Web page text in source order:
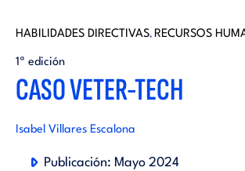
r
i
a
a
HABILIDADES DIRECTIVAS, RECURSOS
1ª edición
CASO VETER-TECH
Isabel Villares Escalona
Publicación: Mayo 2024